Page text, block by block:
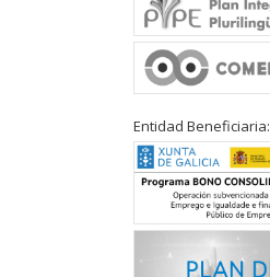
Entidad Beneficiaria: